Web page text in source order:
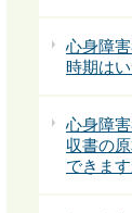
心身障
時期は
心身障
収書の
できます